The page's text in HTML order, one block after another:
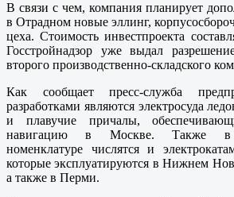
В связи с чем, компания планирует
в Отрадном новые эллинг,
цеха. Стоимость инвестпроекта
Госстройнадзор уже выдал
второго производственно-складского
Как сообщает пресс-служба
разработками являются электросуда
и плавучие причалы,
навигацию в Москве. Также в
номенклатуре числятся и
которые эксплуатируются в Нижнем
а также в Перми.